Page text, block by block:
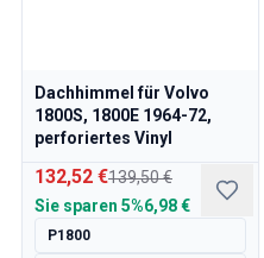
Dachhimmel für Volvo
1800S, 1800E 1964-72,
perforiertes Vinyl
132,52 €139,50 €
Sie sparen 5%6,98 €
P1800